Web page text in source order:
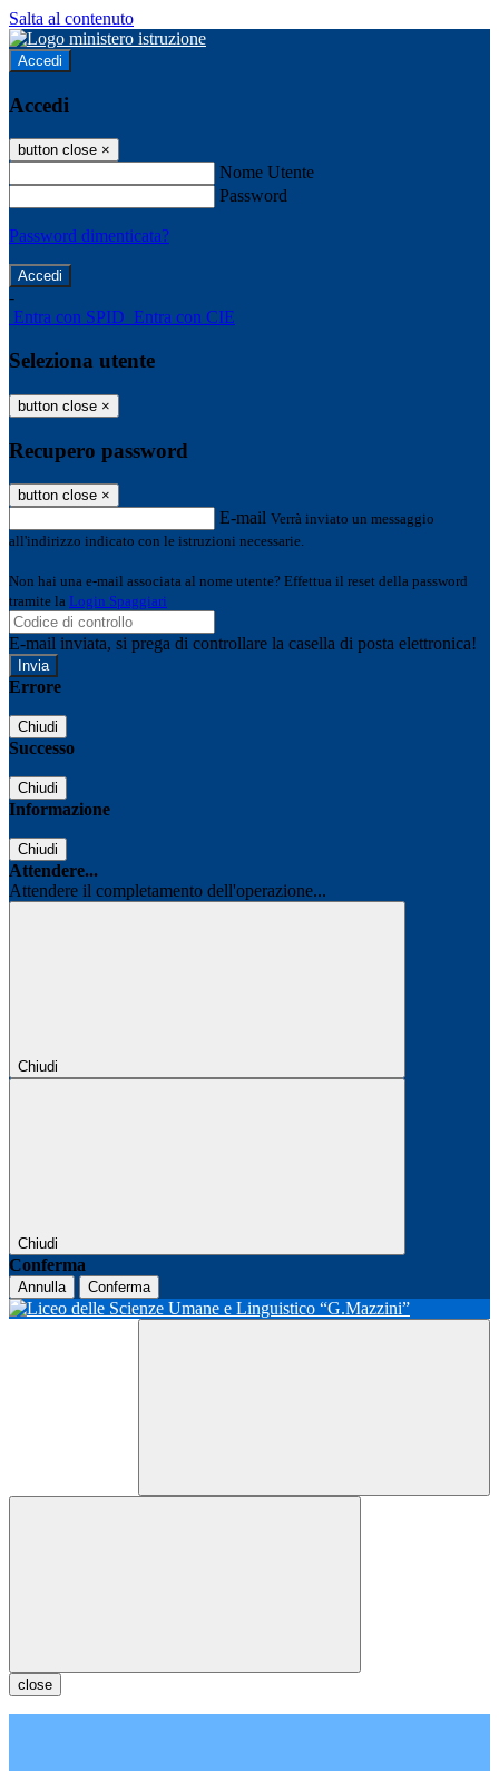
Salta al contenuto
Accedi
Accedi
button close ×
Nome Utente
Password
Password dimenticata?
-
Entra con SPID Entra con CIE
Seleziona utente
button close ×
Recupero password
button close ×
E-mail Verrà inviato un messaggio
all'indirizzo indicato con le istruzioni necessarie.
Non hai una e-mail associata al nome utente? Effettua il reset della password
tramite la Login Spaggiari
E-mail inviata, si prega di controllare la casella di posta elettronica!
Errore
Chiudi
Successo
Chiudi
Informazione
Chiudi
Attendere...
Attendere il completamento dell'operazione...
Chiudi
Chiudi
Conferma
Annulla Conferma
close